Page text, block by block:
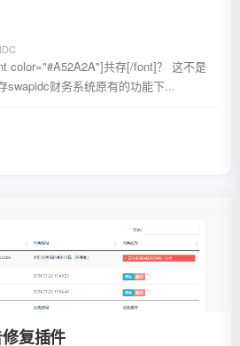
color="#A52A2A"]共存[/font]？ 这不是
swapidc财务系统原有的功能下...
复插件